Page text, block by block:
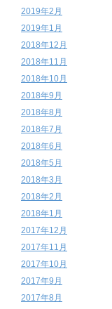
2019年2月
2019年1月
2018年12月
2018年11月
2018年10月
2018年9月
2018年8月
2018年7月
2018年6月
2018年5月
2018年3月
2018年2月
2018年1月
2017年12月
2017年11月
2017年10月
2017年9月
2017年8月